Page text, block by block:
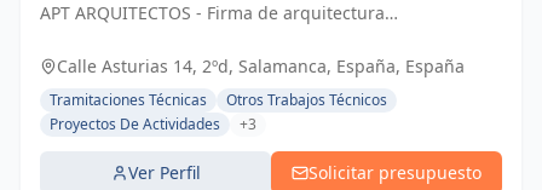
APT ARQUITECTOS - Firma de arquitectura
Calle Asturias 14, 2ºd, Salamanca, España, España
Tramitaciones Técnicas
Otros Trabajos Técnicos
Proyectos De Actividades
+3
Ver Perfil Solicitar presupuesto